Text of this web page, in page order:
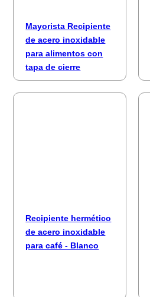
Mayorista Recipiente
de acero inoxidable
para alimentos con
tapa de cierre
Recipiente hermético
de acero inoxidable
para café - Blanco